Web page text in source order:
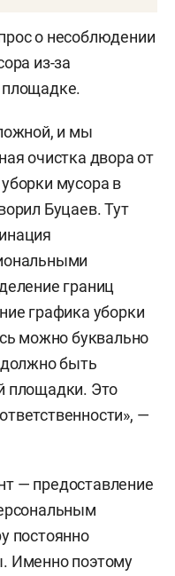
о несоблюдении
из-за
и мы
очистка двора от
мусора в
Буцаев. Тут
границ
графика уборки
можно буквально
должно быть
площадки. Это
—
— предоставление
постоянно
Именно поэтому